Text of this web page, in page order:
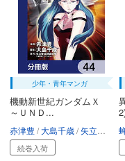
少年・青年マンガ
機動新世紀ガンダムＸ
～ＵＮＤ...
赤津豊 大島千歳 矢立肇・富野由悠季
続巻入荷